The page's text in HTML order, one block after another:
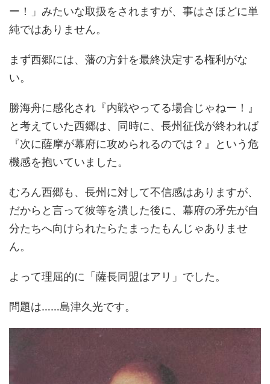
ー！」みたいな取扱をされますが、事はさほどに単
純ではありません。
まず西郷には、藩の方針を最終決定する権利がな
い。
勝海舟に感化され『内戦やってる場合じゃねー！』
と考えていた西郷は、同時に、長州征伐が終われば
『次に薩摩が幕府に攻められるのでは？』という危
機感を抱いていました。
むろん西郷も、長州に対して不信感はありますが、
だからと言って彼等を潰した後に、幕府の矛先が自
分たちへ向けられたらたまったもんじゃありませ
ん。
よって理屈的に「薩長同盟はアリ」でした。
問題は……島津久光です。